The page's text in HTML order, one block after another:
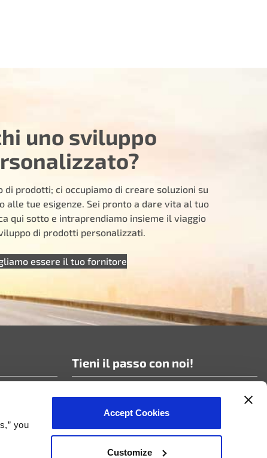
you
Accept Cookies
Customize
uno sviluppo
di prodotti; ci occupiamo di creare soluzioni su
alle tue esigenze. Sei pronto a dare vita al tuo
qui sotto e intraprendiamo insieme il viaggio
di prodotti personalizzati.
essere il tuo fornitore
Tieni il passo con noi!